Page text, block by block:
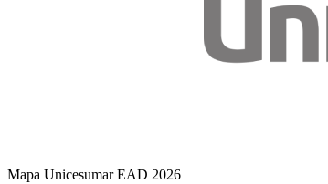
Mapa Unicesumar EAD 2026